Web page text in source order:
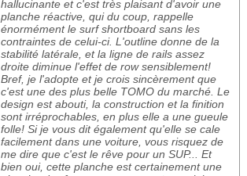
hallucinante et c'est très plaisant d'avoir une
planche réactive, qui du coup, rappelle
énormément le surf shortboard sans les
contraintes de celui-ci. L'outline donne de la
stabilité latérale, et la ligne de rails assez
droite diminue l'effet de row sensiblement!
Bref, je l'adopte et je crois sincèrement que
c'est une des plus belle TOMO du marché. Le
design est abouti, la construction et la finition
sont irréprochables, en plus elle a une gueule
folle! Si je vous dit également qu'elle se cale
facilement dans une voiture, vous risquez de
me dire que c'est le rêve pour un SUP... Et
bien oui, cette planche est certainement une